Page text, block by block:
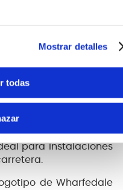
Mostrar detalles
todas
que esta serie
Pro. Además,
despliegan tanto la
AB (HF) para aportar
manijas y 4 puntos
para instalaciones
de Wharfedale